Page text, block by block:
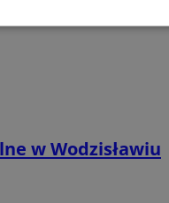
w Wodzisławiu